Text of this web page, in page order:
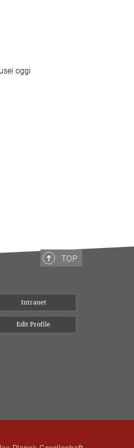
oggi
TOP
Intranet
Edit Profile